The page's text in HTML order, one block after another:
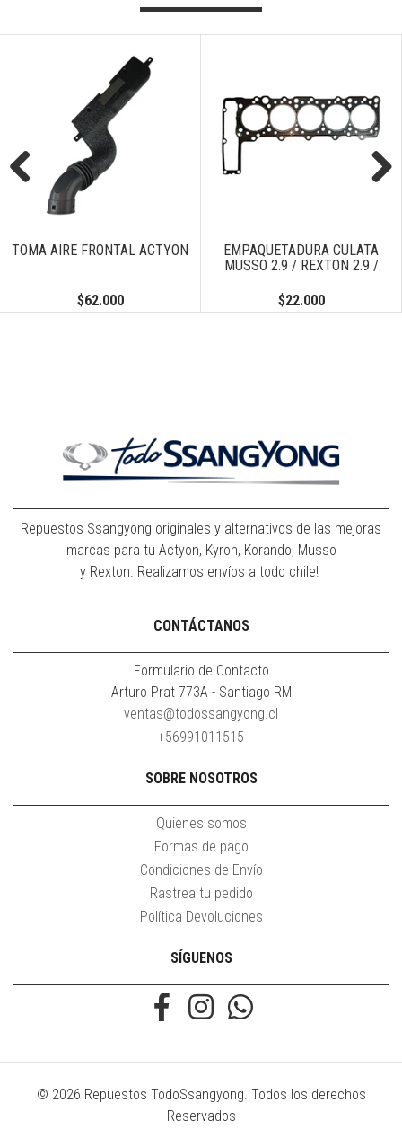
TOMA AIRE FRONTAL ACTYON
$62.000
EMPAQUETADURA CULATA
MUSSO 2.9 / REXTON 2.9 /
$22.000
Previous
Repuestos Ssangyong originales y alternativos de las mejoras
marcas para tu Actyon, Kyron, Korando, Musso
y Rexton. Realizamos envíos a todo chile!
CONTÁCTANOS
Formulario de Contacto
Arturo Prat 773A - Santiago RM
ventas@todossangyong.cl
+56991011515
SOBRE NOSOTROS
Quienes somos
Formas de pago
Condiciones de Envío
Rastrea tu pedido
Política Devoluciones
SÍGUENOS
© 2026 Repuestos TodoSsangyong. Todos los derechos
Reservados